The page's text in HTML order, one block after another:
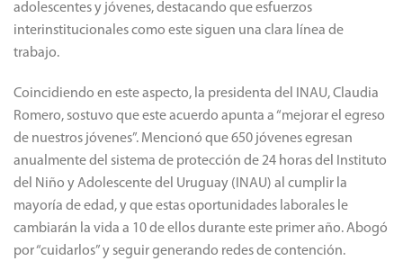
adolescentes y jóvenes, destacando que esfuerzos
interinstitucionales como este siguen una clara línea de
trabajo.
Coincidiendo en este aspecto, la presidenta del INAU, Claudia
Romero, sostuvo que este acuerdo apunta a “mejorar el egreso
de nuestros jóvenes”. Mencionó que 650 jóvenes egresan
anualmente del sistema de protección de 24 horas del Instituto
del Niño y Adolescente del Uruguay (INAU) al cumplir la
mayoría de edad, y que estas oportunidades laborales le
cambiarán la vida a 10 de ellos durante este primer año. Abogó
por “cuidarlos” y seguir generando redes de contención.